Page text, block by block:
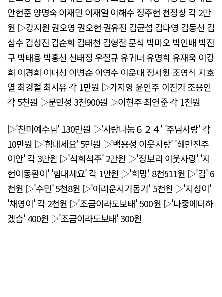
안현준 양명숙 이재민 이재열 이해수 정주현 천정창 각 2만
원 ▷강지원 권오영 권오현 권유진 김균섭 김다영 김동선 김
삼수 김성진 김순희 김태천 김형철 문석 박미오 박인배 박진
구 박태용 박홍선 신태정 우철규 유귀녀 유명희 유재욱 이강
희 이경희 이대성 이병순 이영수 이운대 정서원 조영식 지호
열 최경철 최시유 각 1만원 ▷가지영 윤인주 이진기 조용인
각 5천원 ▷문민성 3천900원 ▷이현주 최연준 각 1천원
▷'찬미예수님' 130만원 ▷'사랑나눔６２４' '주님사랑' 각
10만원 ▷'힘내세요' 5만원 ▷'백용성 이웃사랑' '해만진주
이안' 각 3만원 ▷'석희석주' 2만원 ▷'정보리 이웃사랑' '지
현이동환이' '힘내세요' 각 1만원 ▷'희망' 8천511원 ▷'김' 6
천원 ▷'수민' 5천8원 ▷'어려운시기돕기' 5천원 ▷'지성이'
'채영이' 각 2천원 ▷'조금이라도보태' 500원 ▷'나중에더하
겠습' 400원 ▷'조금이라도보태' 300원